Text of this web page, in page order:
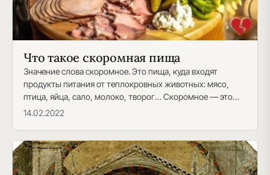
Что такое скоромная пища
Значение слова скоромное. Это пища, куда входят
продукты питания от теплокровных животных: мясо,
птица, яйца, сало, молоко, творог… Скоромное — это
Таким…
14.02.2022